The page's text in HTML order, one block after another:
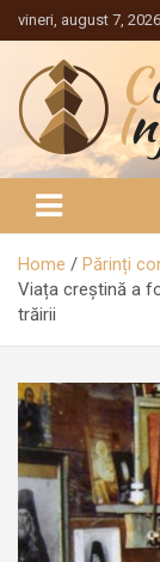
Sari
la
conținut
vineri, august 7, 2026
Home
Părinți
Viața creștină a
trăirii